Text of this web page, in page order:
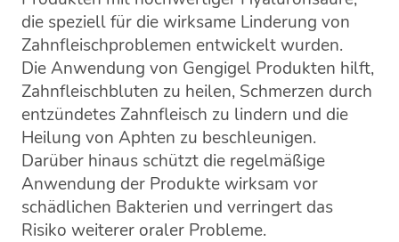
die speziell für die wirksame Linderung von
Zahnfleischproblemen entwickelt wurden.
Die Anwendung von Gengigel Produkten hilft,
Zahnfleischbluten zu heilen, Schmerzen durch
entzündetes Zahnfleisch zu lindern und die
Heilung von Aphten zu beschleunigen.
Darüber hinaus schützt die regelmäßige
Anwendung der Produkte wirksam vor
schädlichen Bakterien und verringert das
Risiko weiterer oraler Probleme.